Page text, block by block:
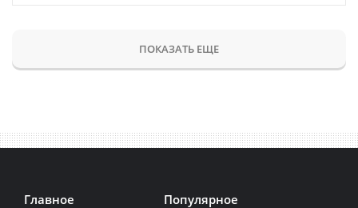
ПОКАЗАТЬ ЕЩЕ
Главное Популярное